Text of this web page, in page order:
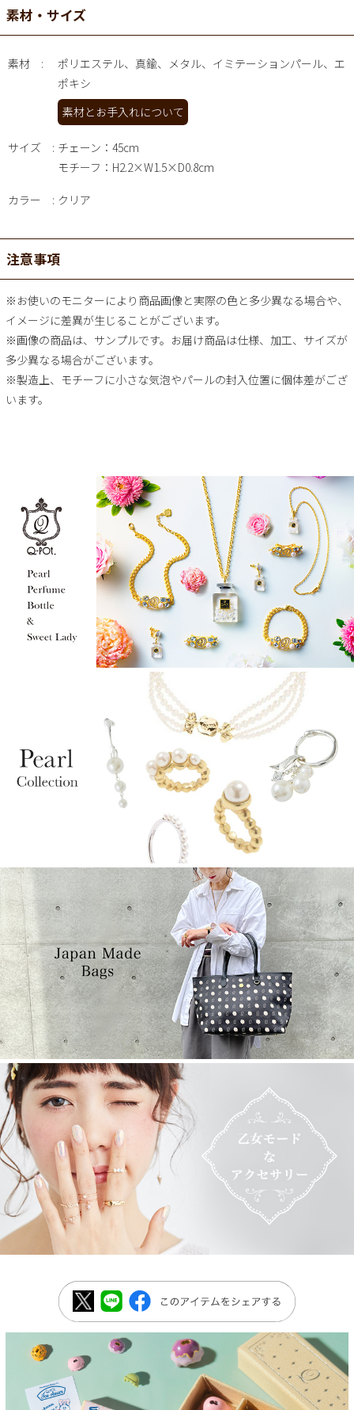
素材・サイズ
素材
ポリエステル、真鍮、メタル、イミテーションパール、エ
ポキシ
素材とお手入れについて
サイズ
チェーン：45cm
モチーフ：H2.2×W1.5×D0.8cm
カラー クリア
注意事項
※お使いのモニターにより商品画像と実際の色と多少異なる場合や、
イメージに差異が生じることがございます。
※画像の商品は、サンプルです。お届け商品は仕様、加工、サイズが
多少異なる場合がございます。
※製造上、モチーフに小さな気泡やパールの封入位置に個体差がござ
います。